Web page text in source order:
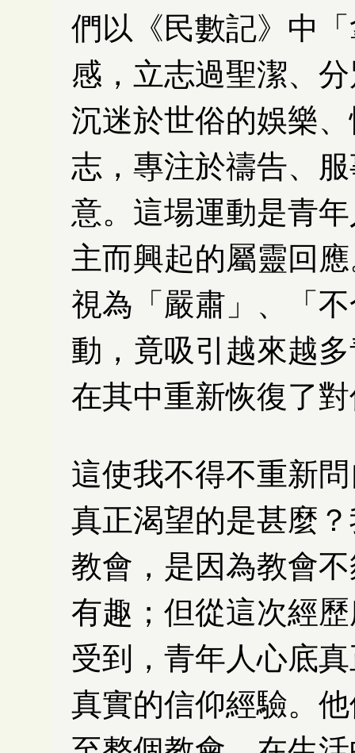
們以《民數記》中
感，立志過聖潔、
沉迷於世俗的娛樂
志，專注於禱告、
意。這場運動是青
主而興起的屬靈回
視為「嚴肅」、「
動，竟吸引越來越
在其中重新恢復了
這使我不得不重新
真正渴望的是甚麼
教會，是因為教會
有趣；但從這次經
受到，青年人心底
真實的信仰經驗。